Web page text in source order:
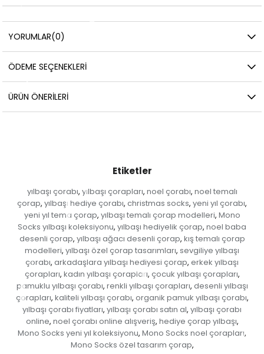
YORUMLAR(0)
ÖDEME SEÇENEKLERI
ÜRÜN ÖNERILERI
Etiketler
yılbaşı çorabı, yılbaşı çorapları, noel çorabı, noel temalı
çorap, yılbaşı hediye çorabı, christmas socks, yeni yıl çorabı,
yeni yıl tema çorap, yılbaşı temalı çorap modelleri, Mono
Socks yılbaşı koleksiyonu, yılbaşı hediyelik çorap, noel baba
desenli çorap, yılbaşı ağacı desenli çorap, kış temalı çorap
modelleri, yılbaşı özel çorap tasarımları, sevgiliye yılbaşı
çorabı, arkadaşlara yılbaşı hediyesi çorap, erkek yılbaşı
çorapları, kadın yılbaşı çorapları, çocuk yılbaşı çorapları,
pamuklu yılbaşı çorabı, renkli yılbaşı çorapları, desenli yılbaşı
çorapları, kaliteli yılbaşı çorabı, organik pamuk yılbaşı çorabı,
yılbaşı çorabı fiyatları, yılbaşı çorabı satın al, yılbaşı çorabı
online, noel çorabı online alışveriş, hediye çorap yılbaşı,
Mono Socks yeni yıl koleksiyonu, Mono Socks noel çorapları,
Mono Socks özel tasarım çorap,